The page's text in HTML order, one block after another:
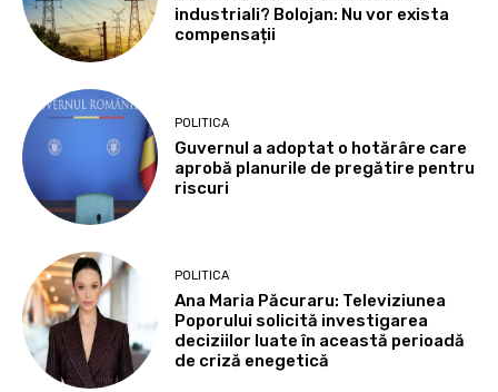
industriali? Bolojan: Nu vor exista
compensații
POLITICA
Guvernul a adoptat o hotărâre care
aprobă planurile de pregătire pentru
riscuri
POLITICA
Ana Maria Păcuraru: Televiziunea
Poporului solicită investigarea
deciziilor luate în această perioadă
de criză enegetică